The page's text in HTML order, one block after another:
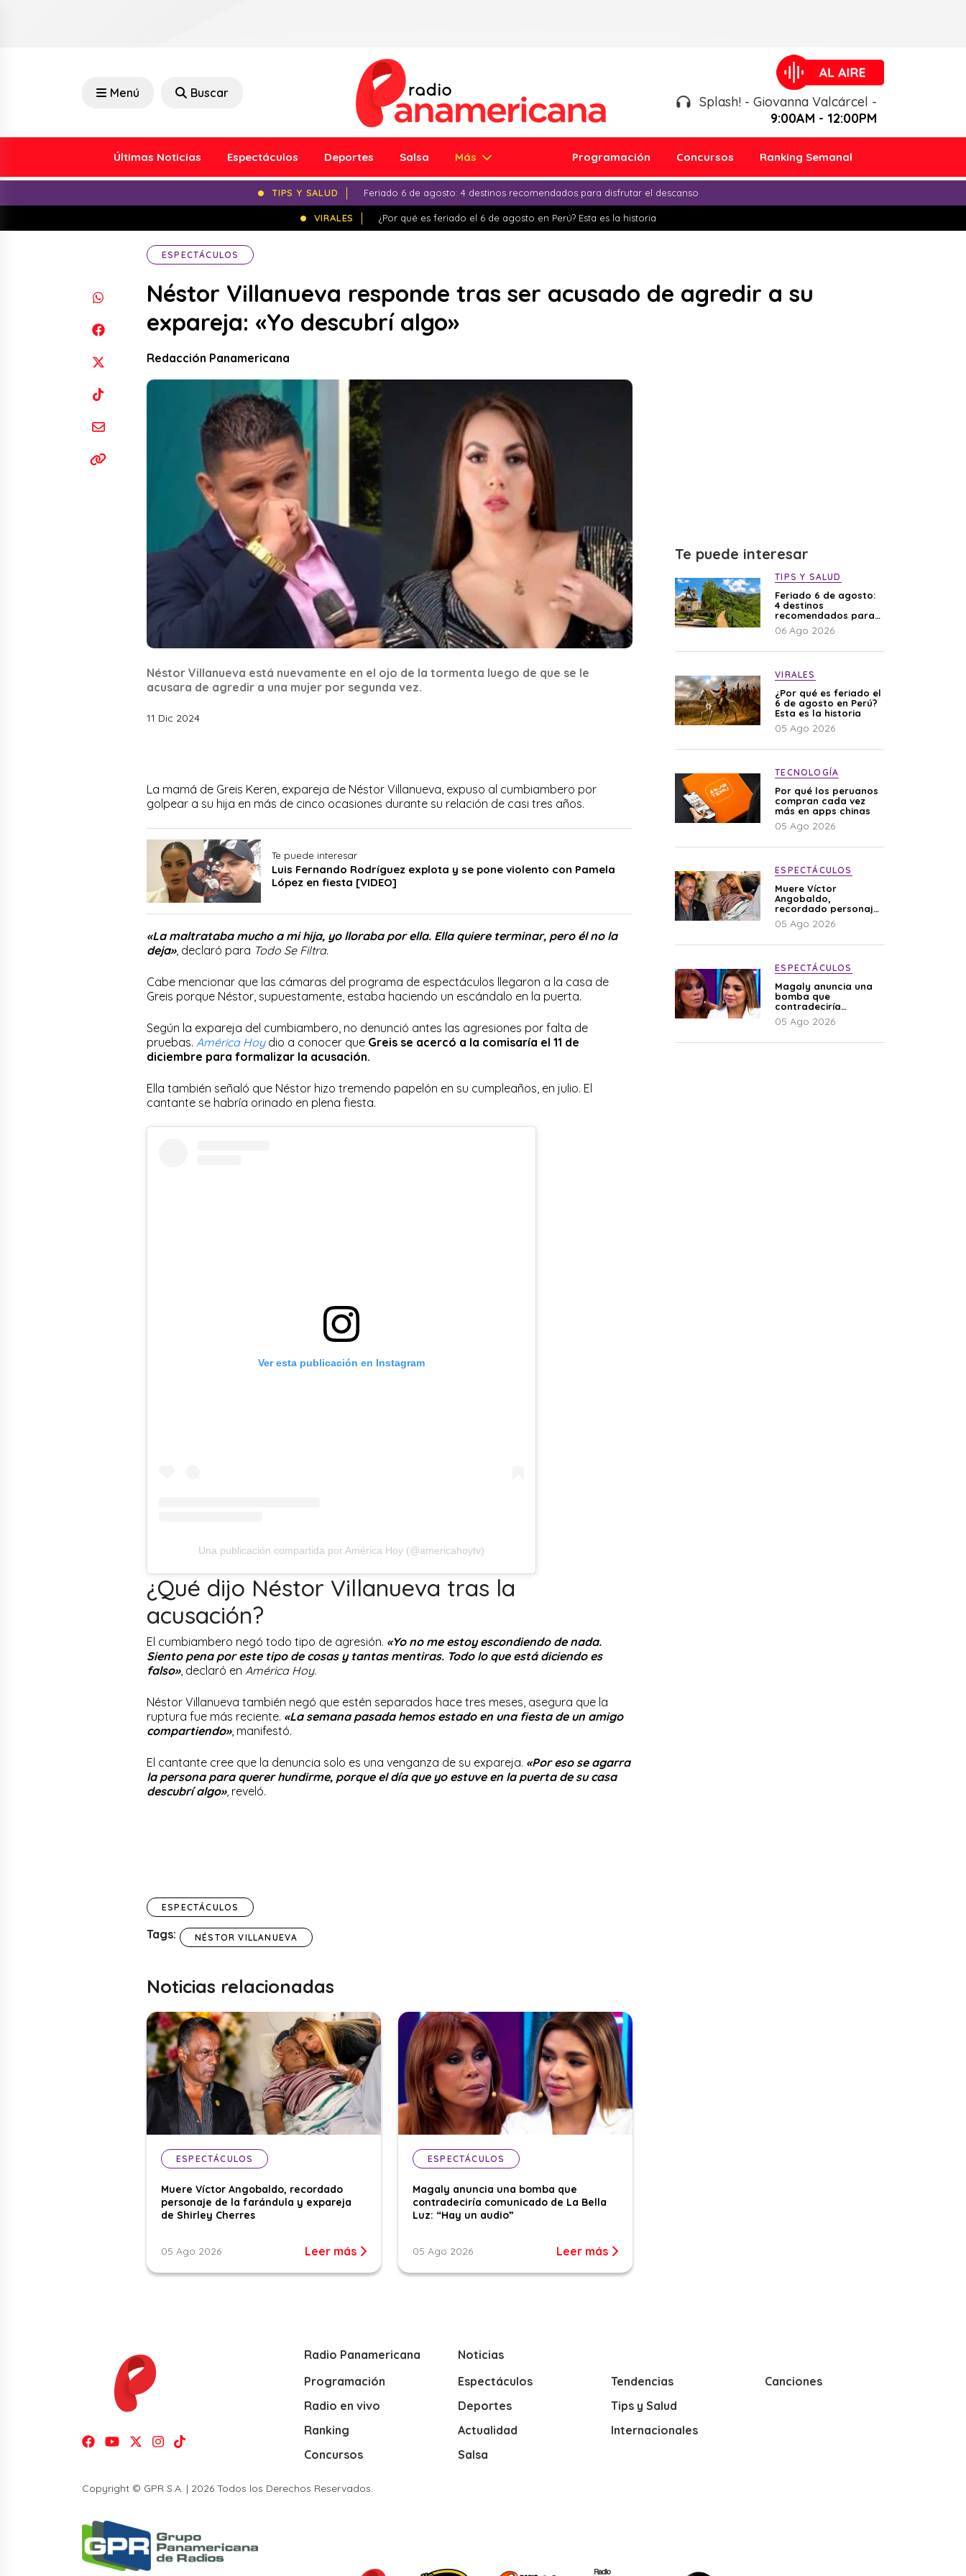
Menú Buscar
Splash! - Giovanna Valcárcel -
9:00AM - 12:00PM
Últimas Noticias Espectáculos Deportes Salsa Más Programación Concursos Ranking Semanal
TIPS Y SALUD Feriado 6 de agosto: 4 destinos recomendados para disfrutar el descanso
VIRALES ¿Por qué es feriado el 6 de agosto en Perú? Esta es la historia
ESPECTÁCULOS
Néstor Villanueva responde tras ser acusado de agredir a su
expareja: «Yo descubrí algo»
Redacción Panamericana
Néstor Villanueva está nuevamente en el ojo de la tormenta luego de que se le
acusara de agredir a una mujer por segunda vez.
11 Dic 2024
La mamá de Greis Keren, expareja de Néstor Villanueva, expuso al cumbiambero por
golpear a su hija en más de cinco ocasiones durante su relación de casi tres años.
Te puede interesar
Luis Fernando Rodríguez explota y se pone violento con Pamela
López en fiesta [VIDEO]
«La maltrataba mucho a mi hija, yo lloraba por ella. Ella quiere terminar, pero él no la
deja», declaró para Todo Se Filtra.
Cabe mencionar que las cámaras del programa de espectáculos llegaron a la casa de
Greis porque Néstor, supuestamente, estaba haciendo un escándalo en la puerta.
Según la expareja del cumbiambero, no denunció antes las agresiones por falta de
pruebas. América Hoydio a conocer que Greis se acercó a la comisaría el 11 de
diciembre para formalizar la acusación.
Ella también señaló que Néstor hizo tremendo papelón en su cumpleaños, en julio. El
cantante se habría orinado en plena fiesta.
Ver esta publicación en Instagram
Una publicación compartida por América Hoy (@americahoytv)
¿Qué dijo Néstor Villanueva tras la
acusación?
El cumbiambero negó todo tipo de agresión. «Yo no me estoy escondiendo de nada.
Siento pena por este tipo de cosas y tantas mentiras. Todo lo que está diciendo es
falso», declaró en América Hoy.
Néstor Villanueva también negó que estén separados hace tres meses, asegura que la
ruptura fue más reciente. «La semana pasada hemos estado en una fiesta de un amigo
compartiendo», manifestó.
El cantante cree que la denuncia solo es una venganza de su expareja. «Por eso se agarra
la persona para querer hundirme, porque el día que yo estuve en la puerta de su casa
descubrí algo», reveló.
ESPECTÁCULOS
Tags: NÉSTOR VILLANUEVA
Noticias relacionadas
ESPECTÁCULOS
Muere Víctor Angobaldo, recordado
personaje de la farándula y expareja
de Shirley Cherres
05 Ago 2026 Leer más
ESPECTÁCULOS
Magaly anuncia una bomba que
contradeciría comunicado de La Bella
Luz: “Hay un audio”
05 Ago 2026 Leer más
Te puede interesar
TIPS Y SALUD
Feriado 6 de agosto:
4 destinos
recomendados para
disfrutar el descanso
06 Ago 2026
VIRALES
¿Por qué es feriado el
6 de agosto en Perú?
Esta es la historia
05 Ago 2026
TECNOLOGÍA
Por qué los peruanos
compran cada vez
más en apps chinas
05 Ago 2026
ESPECTÁCULOS
Muere Víctor
Angobaldo,
recordado personaje
de la farándula y
expareja de Shirley
05 Ago 2026
ESPECTÁCULOS
Magaly anuncia una
bomba que
contradeciría
comunicado de La
Bella Luz: “Hay un
05 Ago 2026
Radio Panamericana
Programación
Radio en vivo
Ranking
Concursos
Noticias
Espectáculos
Deportes
Actualidad
Salsa
Tendencias
Tips y Salud
Internacionales
Canciones
Copyright © GPR S.A. | 2026 Todos los Derechos Reservados.